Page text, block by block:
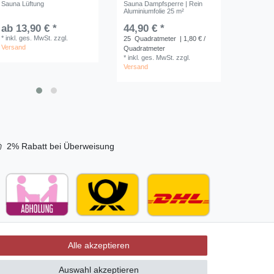
*inkl. ges. MwSt.
Sauna Lüftung
ab 13,90 € *
*inkl. ges. MwSt. zzgl.
Versand
Sauna Dampfsperre | Rein
Aluminiumfolie 25 m²
44,90 € *
25 Quadratmeter | 1,80 € /
Quadratmeter
*inkl. ges. MwSt. zzgl.
Versand
2% Rabatt bei Überweisung
Alle akzeptieren
Auswahl akzeptieren